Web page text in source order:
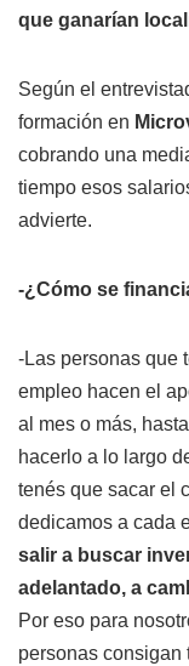
que ganarían
Según el
formación en
cobrando una
tiempo esos
advierte.
-¿Cómo se
-Las personas que
empleo hacen el
al mes o más,
hacerlo a lo largo
tenés que sacar el
dedicamos a cada
salir a buscar
adelantado, a
Por eso para
personas consigan